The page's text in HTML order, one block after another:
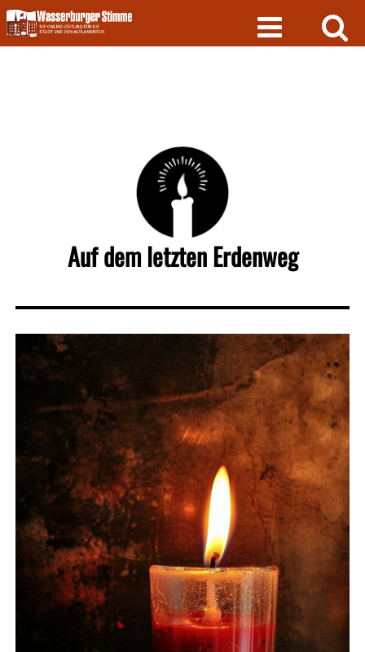
Skip
to
content
Auf dem letzten Erdenweg